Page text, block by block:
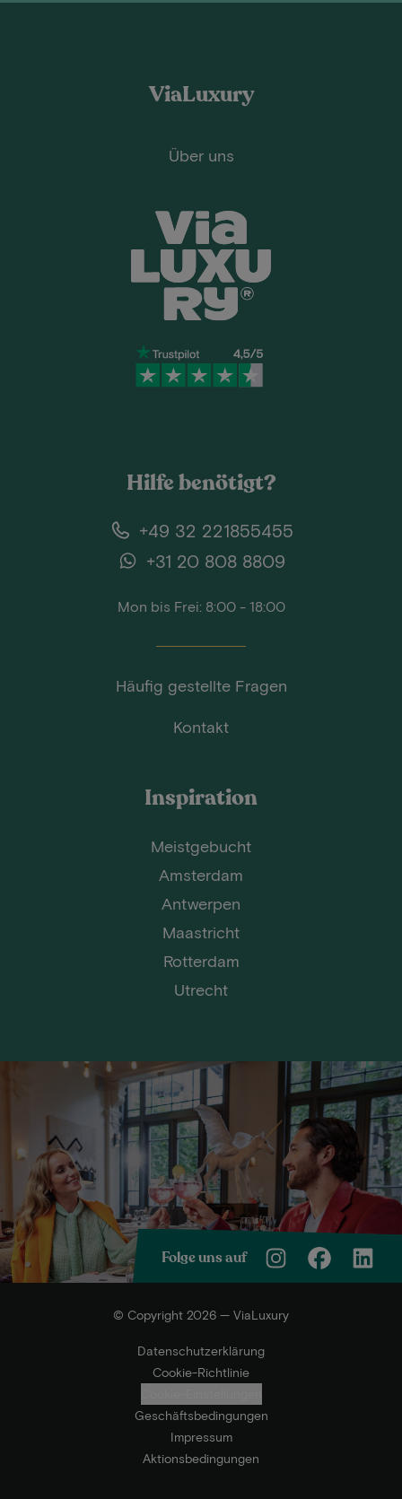
ViaLuxury
Über uns
Hilfe benötigt?
+49 32 221855455
+31 20 808 8809
Mon bis Frei: 8:00 - 18:00
Häufig gestellte Fragen
Kontakt
Inspiration
Meistgebucht
Amsterdam
Antwerpen
Maastricht
Rotterdam
Utrecht
Folge uns auf
© Copyright 2026 — ViaLuxury
Datenschutzerklärung
Cookie-Richtlinie
Geschäftsbedingungen
Impressum
Aktionsbedingungen